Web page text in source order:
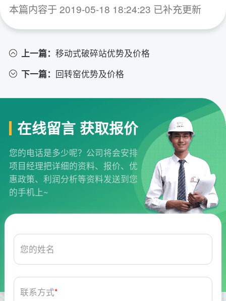
本篇内容于 2019-05-18 18:24:23 已补充更新
上一篇： 移动式破碎站优势及价格
下一篇： 回转窑优势及价格
在线留言 获取报价
您的电话是多少呢？公司将会安排
项目经理把详细的资料、报价、优
惠政策、利润分析等资料发送到您
的手机上~
您的姓名
联系方式*